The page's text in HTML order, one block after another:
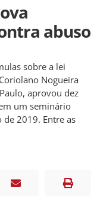
abuso
sobre a lei
Nogueira
aprovou dez
um seminário
2019. Entre as